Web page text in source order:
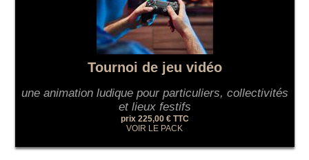
Tournoi de jeu vidéo
une animation ludique pour particuliers, collectivités
et lieux festifs
prix 225,00 € TTC
VOIR LE PACK